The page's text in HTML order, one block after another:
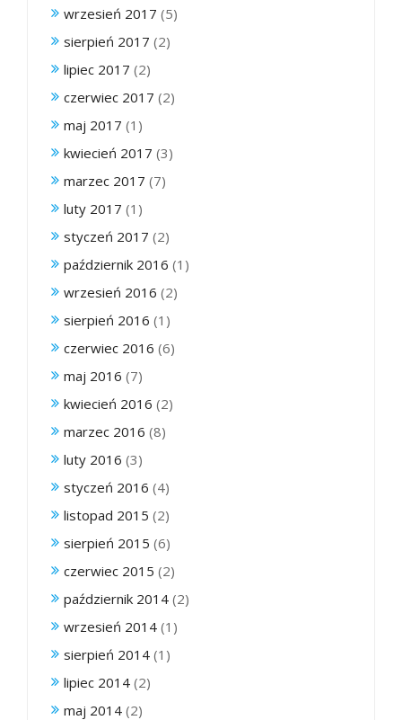
wrzesień 2017 (5)
sierpień 2017 (2)
lipiec 2017 (2)
czerwiec 2017 (2)
maj 2017 (1)
kwiecień 2017 (3)
marzec 2017 (7)
luty 2017 (1)
styczeń 2017 (2)
październik 2016 (1)
wrzesień 2016 (2)
sierpień 2016 (1)
czerwiec 2016 (6)
maj 2016 (7)
kwiecień 2016 (2)
marzec 2016 (8)
luty 2016 (3)
styczeń 2016 (4)
listopad 2015 (2)
sierpień 2015 (6)
czerwiec 2015 (2)
październik 2014 (2)
wrzesień 2014 (1)
sierpień 2014 (1)
lipiec 2014 (2)
maj 2014 (2)